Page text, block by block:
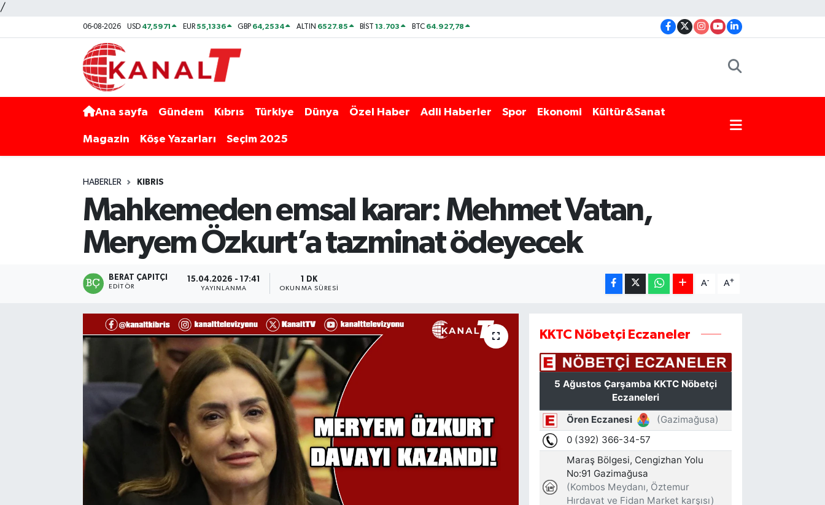
/
06-08-2026 USD 47,5971 EUR55,1336 GBP 64,2534 ALTIN 6527.85 BİST13.703 BTC 64.927,78
Ana sayfa Gündem Kıbrıs Türkiye Dünya Özel Haber Adli Haberler Spor Ekonomi Kültür&Sanat
Magazin Köşe Yazarları Seçim 2025
HABERLER KIBRIS
Mahkemeden emsal karar: Mehmet Vatan,
Meryem Özkurt’a tazminat ödeyecek
BERAT ÇAPITÇI
EDITÖR
15.04.2026 - 17:41
YAYINLANMA
1 DK
OKUNMA SÜRESI
A- A+
KKTC Nöbetçi Eczaneler